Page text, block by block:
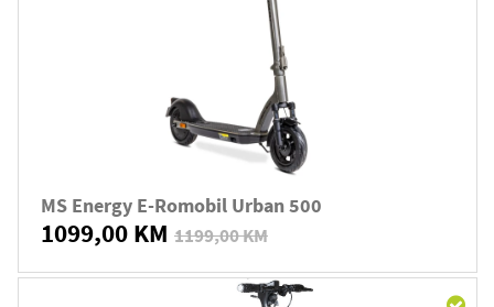
MS Energy E-Romobil Urban 500
1099,00 KM 1199,00 KM